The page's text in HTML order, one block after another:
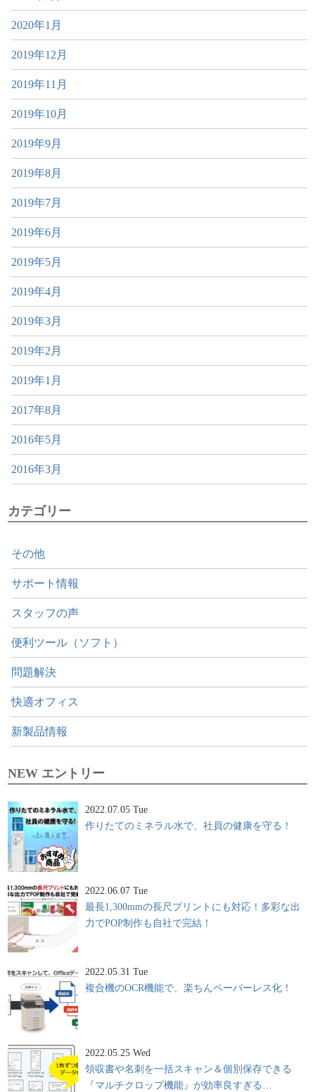
2020年1月
2019年12月
2019年11月
2019年10月
2019年9月
2019年8月
2019年7月
2019年6月
2019年5月
2019年4月
2019年3月
2019年2月
2019年1月
2017年8月
2016年5月
2016年3月
カテゴリー
その他
サポート情報
スタッフの声
便利ツール（ソフト）
問題解決
快適オフィス
新製品情報
NEW エントリー
2022.07.05 Tue
作りたてのミネラル水で、社員の健康を守る！
2022.06.07 Tue
最長1,300mmの長尺プリントにも対応！多彩な出
力でPOP制作も自社で完結！
2022.05.31 Tue
複合機のOCR機能で、楽ちんペーパーレス化！
2022.05.25 Wed
領収書や名刺を一括スキャン＆個別保存できる
『マルチクロップ機能』が効率良すぎる…